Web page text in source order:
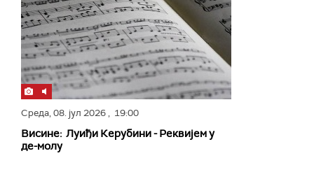
Среда,08. јул 2026, 19:00
Висине: Луиђи Керубини - Реквијем у
дe-молу